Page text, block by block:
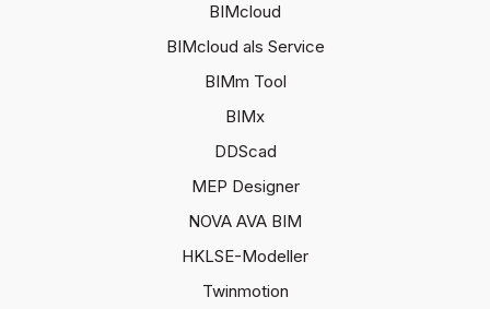
BIMcloud
BIMcloud als Service
BIMm Tool
BIMx
DDScad
MEP Designer
NOVA AVA BIM
HKLSE-Modeller
Twinmotion